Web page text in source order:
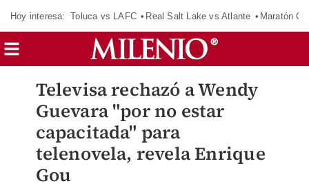
Hoy interesa: Toluca vs LAFC Real Salt Lake vs Atlante Maratón
Televisa rechazó a Wendy
Guevara "por no estar
capacitada" para
telenovela, revela Enrique
Gou